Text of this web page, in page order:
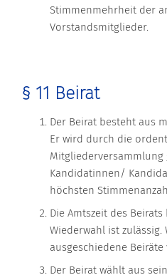
Stimmenmehrheit der
Vorstandsmitglieder.
§ 11 Beirat
Der Beirat besteht aus
Er wird durch die
Mitgliederversammlung
Kandidatinnen/
höchsten
Die Amtszeit des Beirats
Wiederwahl ist
ausgeschiedene
Der Beirat wählt aus